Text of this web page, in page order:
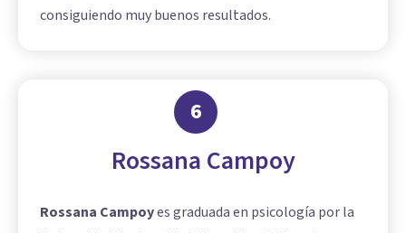
consiguiendo muy buenos resultados.
6
Rossana Campoy
Rossana Campoyes graduada en psicología por la